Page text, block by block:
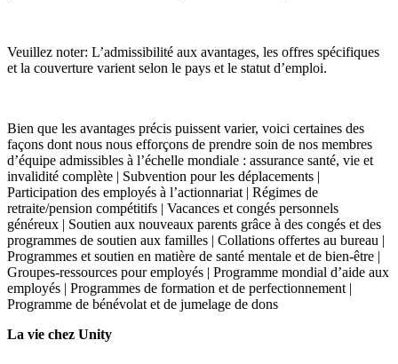
Veuillez noter: L’admissibilité aux avantages, les offres spécifiques
et la couverture varient selon le pays et le statut d’emploi.
Bien que les avantages précis puissent varier, voici certaines des
façons dont nous nous efforçons de prendre soin de nos membres
d’équipe admissibles à l’échelle mondiale : assurance santé, vie et
invalidité complète | Subvention pour les déplacements |
Participation des employés à l’actionnariat | Régimes de
retraite/pension compétitifs | Vacances et congés personnels
généreux | Soutien aux nouveaux parents grâce à des congés et des
programmes de soutien aux familles | Collations offertes au bureau |
Programmes et soutien en matière de santé mentale et de bien-être |
Groupes-ressources pour employés | Programme mondial d’aide aux
employés | Programmes de formation et de perfectionnement |
Programme de bénévolat et de jumelage de dons
La vie chez Unity